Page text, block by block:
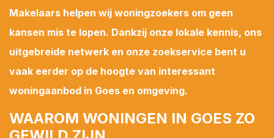
Makelaars helpen wij woningzoekers om geen
kansen mis te lopen. Dankzij onze lokale kennis, ons
uitgebreide netwerk en onze zoekservice bent u
vaak eerder op de hoogte van interessant
woningaanbod in Goes en omgeving.
WAAROM WONINGEN IN GOES ZO
Plaatsen*
Arnemuiden